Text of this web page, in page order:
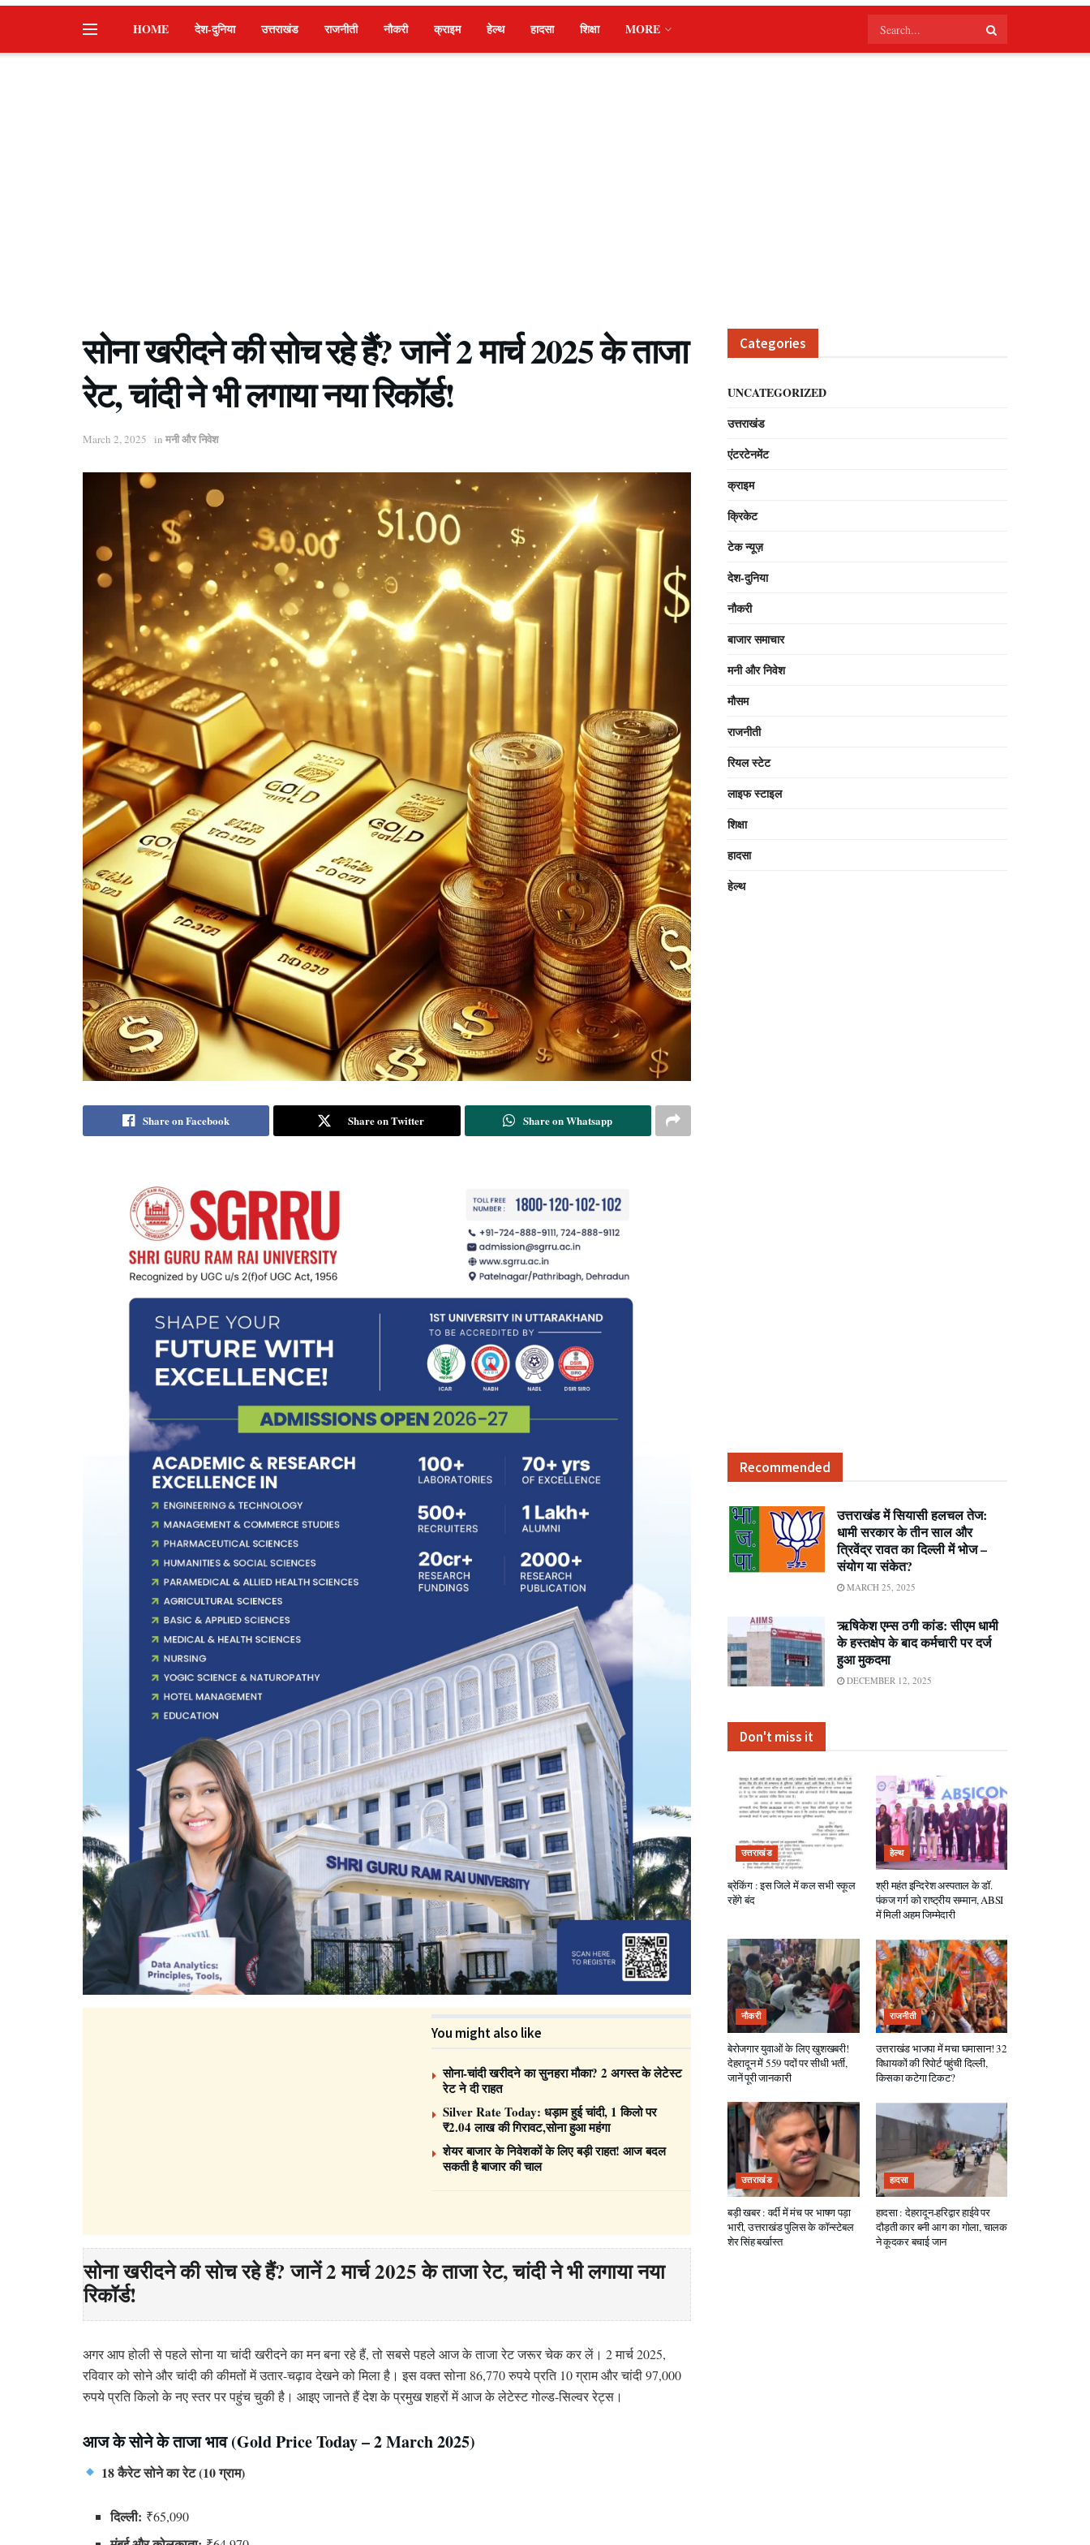
HOME देश-दुनिया उत्तराखंड राजनीती नौकरी क्राइम हेल्थ हादसा शिक्षा MORE
सोना खरीदने की सोच रहे हैं? जानें 2 मार्च 2025 के ताजा
रेट, चांदी ने भी लगाया नया रिकॉर्ड!
March 2, 2025 in मनी और निवेश
Share on Facebook Share on Twitter Share on Whatsapp
You might also like
सोना-चांदी खरीदने का सुनहरा मौका? 2 अगस्त के लेटेस्ट
रेट ने दी राहत
Silver Rate Today: धड़ाम हुई चांदी, 1 किलो पर
₹2.04 लाख की गिरावट,सोना हुआ महंगा
शेयर बाजार के निवेशकों के लिए बड़ी राहत! आज बदल
सकती है बाजार की चाल
सोना खरीदने की सोच रहे हैं? जानें 2 मार्च 2025 के ताजा रेट, चांदी ने भी लगाया नया
रिकॉर्ड!
अगर आप होली से पहले सोना या चांदी खरीदने का मन बना रहे हैं, तो सबसे पहले आज के ताजा रेट जरूर चेक कर लें। 2 मार्च 2025,
रविवार को सोने और चांदी की कीमतों में उतार-चढ़ाव देखने को मिला है। इस वक्त सोना 86,770 रुपये प्रति 10 ग्राम और चांदी 97,000
रुपये प्रति किलो के नए स्तर पर पहुंच चुकी है। आइए जानते हैं देश के प्रमुख शहरों में आज के लेटेस्ट गोल्ड-सिल्वर रेट्स।
आज के सोने के ताजा भाव (Gold Price Today – 2 March 2025)
18 कैरेट सोने का रेट (10 ग्राम)
दिल्ली: ₹65,090
Categories
UNCATEGORIZED
उत्तराखंड
एंटरटेनमेंट
क्राइम
क्रिकेट
टेक न्यूज़
देश-दुनिया
नौकरी
बाजार समाचार
मनी और निवेश
मौसम
राजनीती
रियल स्टेट
लाइफ स्टाइल
शिक्षा
हादसा
हेल्थ
Recommended
उत्तराखंड में सियासी हलचल तेज:
धामी सरकार के तीन साल और
त्रिवेंद्र रावत का दिल्ली में भोज –
संयोग या संकेत?
MARCH 25, 2025
ऋषिकेश एम्स ठगी कांड: सीएम धामी
के हस्तक्षेप के बाद कर्मचारी पर दर्ज
हुआ मुकदमा
DECEMBER 12, 2025
Don't miss it
उत्तराखंड
ब्रेकिंग : इस जिले में कल सभी स्कूल
रहेंगे बंद
हेल्थ
श्री महंत इन्दिरेश अस्पताल के डॉ.
पंकज गर्ग को राष्ट्रीय सम्मान, ABSI
में मिली अहम जिम्मेदारी
नौकरी
बेरोजगार युवाओं के लिए खुशखबरी!
देहरादून में 559 पदों पर सीधी भर्ती,
जानें पूरी जानकारी
राजनीती
उत्तराखंड भाजपा में मचा घमासान! 32
विधायकों की रिपोर्ट पहुंची दिल्ली,
किसका कटेगा टिकट?
उत्तराखंड
बड़ी खबर : वर्दी में मंच पर भाषण पड़ा
भारी, उत्तराखंड पुलिस के कॉन्स्टेबल
शेर सिंह बर्खास्त
हादसा
हादसा : देहरादून-हरिद्वार हाईवे पर
दौड़ती कार बनी आग का गोला, चालक
ने कूदकर बचाई जान